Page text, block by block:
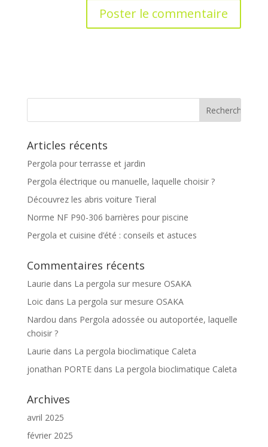
Articles récents
Pergola pour terrasse et jardin
Pergola électrique ou manuelle, laquelle choisir ?
Découvrez les abris voiture Tieral
Norme NF P90-306 barrières pour piscine
Pergola et cuisine d’été : conseils et astuces
Commentaires récents
Laurie dans La pergola sur mesure OSAKA
Loicdans La pergola sur mesure OSAKA
Nardou dans Pergola adossée ou autoportée, laquelle
choisir ?
Laurie dans La pergola bioclimatique Caleta
jonathan PORTEdans La pergola bioclimatique Caleta
Archives
avril 2025
février 2025